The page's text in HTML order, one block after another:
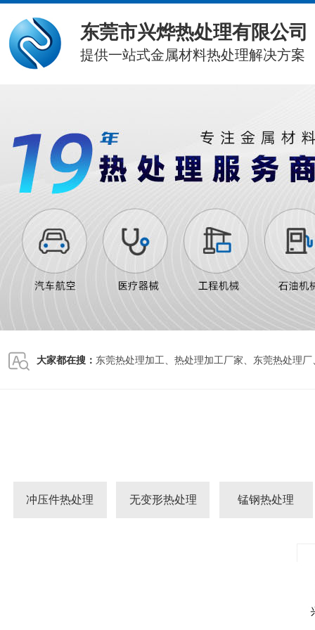
东莞市兴烨热处理有限公司
提供一站式金属材料热处理解决方案
大家都在搜： 东莞热处理加工、 热处理加工厂家、 东莞热处理厂
冲压件热处理 无变形热处理 锰钢热处理